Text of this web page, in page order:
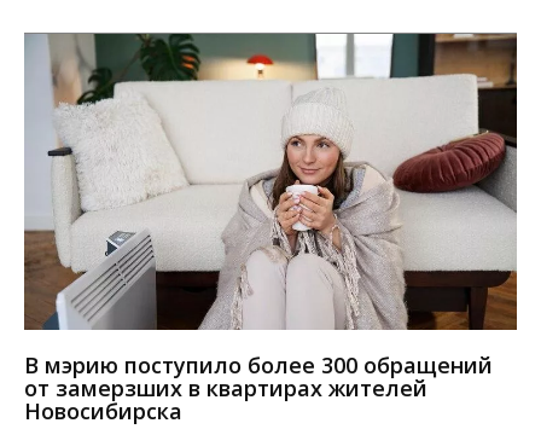
В мэрию поступило более 300 обращений
от замерзших в квартирах жителей
Новосибирска